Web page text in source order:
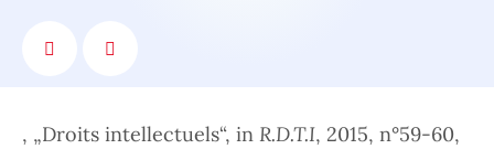
, „Droits intellectuels“, in R.D.T.I, 2015, n°59-60,